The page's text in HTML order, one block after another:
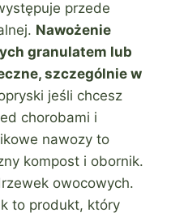
przede
Nawożenie
granulatem lub
szczególnie w
jeśli chcesz
chorobami i
nawozy to
kompost i obornik.
owocowych.
to produkt, który